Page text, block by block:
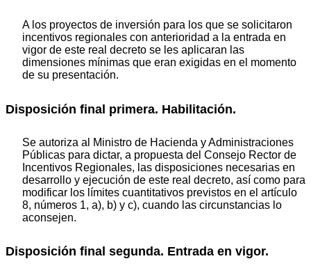
A los proyectos de inversión para los que se solicitaron
incentivos regionales con anterioridad a la entrada en
vigor de este real decreto se les aplicaran las
dimensiones mínimas que eran exigidas en el momento
de su presentación.
Disposición final primera. Habilitación.
Se autoriza al Ministro de Hacienda y Administraciones
Públicas para dictar, a propuesta del Consejo Rector de
Incentivos Regionales, las disposiciones necesarias en
desarrollo y ejecución de este real decreto, así como para
modificar los límites cuantitativos previstos en el artículo
8, números 1, a), b) y c), cuando las circunstancias lo
aconsejen.
Disposición final segunda. Entrada en vigor.